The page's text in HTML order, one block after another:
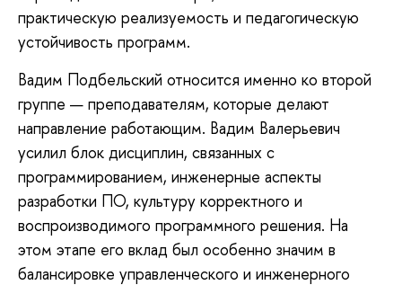
практическую реализуемость и педагогическую
устойчивость программ.
Вадим Подбельский относится именно ко второй
группе — преподавателям, которые делают
направление работающим. Вадим Валерьевич
усилил блок дисциплин, связанных с
программированием, инженерные аспекты
разработки ПО, культуру корректного и
воспроизводимого программного решения. На
этом этапе его вклад был особенно значим в
балансировке управленческого и инженерного